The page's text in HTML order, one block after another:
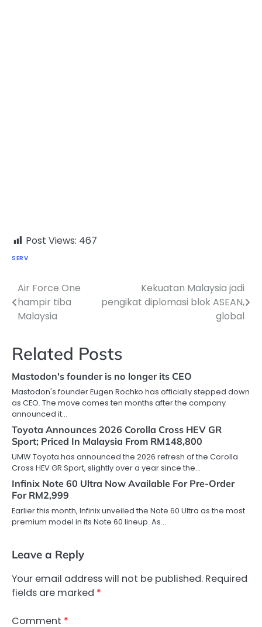
Post Views: 467
SERV
Post
navigation
Air Force One
hampir tiba
Malaysia
Kekuatan Malaysia jadi
pengikat diplomasi blok ASEAN,
global
Related Posts
Mastodon's founder is no longer its CEO
Mastodon's founder Eugen Rochko has officially stepped down
as CEO. The move comes ten months after the company
announced it…
Toyota Announces 2026 Corolla Cross HEV GR
Sport; Priced In Malaysia From RM148,800
UMW Toyota has announced the 2026 refresh of the Corolla
Cross HEV GR Sport, slightly over a year since the…
Infinix Note 60 Ultra Now Available For Pre-Order
For RM2,999
Earlier this month, Infinix unveiled the Note 60 Ultra as the most
premium model in its Note 60 lineup. As…
Leave a Reply
Your email address will not be published. Required
fields are marked *
Comment *